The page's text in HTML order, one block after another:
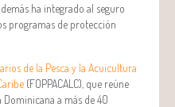
ha integrado al seguro
programas de protección
de la Pesca y la Acuicultura
(FOPPACALC), que reúne
Dominicana a más de 40